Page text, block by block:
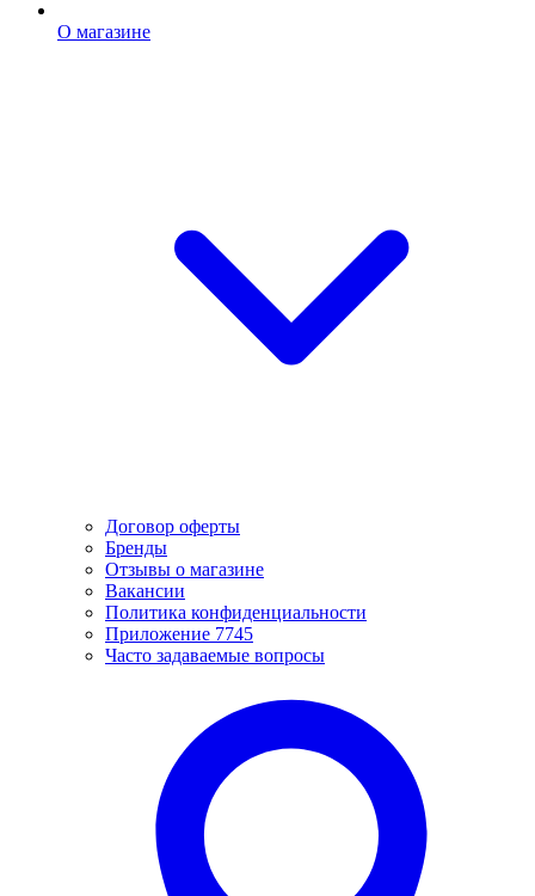
О магазине
Договор оферты
Бренды
Отзывы о магазине
Вакансии
Политика конфиденциальности
Приложение 7745
Часто задаваемые вопросы